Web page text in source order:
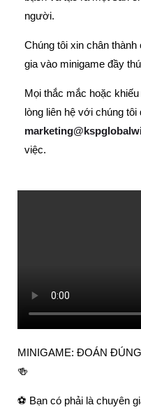
người.
Chúng tôi xin chân
gia vào minigame đầy
Mọi thắc mắc hoặc
lòng liên hệ với chúng tôi
việc.
MINIGAME: ĐOÁN
🍻
️⚽ Bạn có phải là chuyên